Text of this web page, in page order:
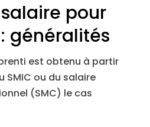
pour
généralités
est obtenu à partir
SMIC ou du salaire
(SMC) le cas